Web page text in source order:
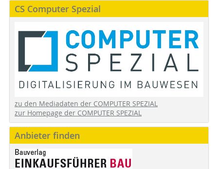
CS Computer Spezial
zu den Mediadaten der COMPUTER SPEZIAL
zur Homepage der COMPUTER SPEZIAL
Anbieter finden